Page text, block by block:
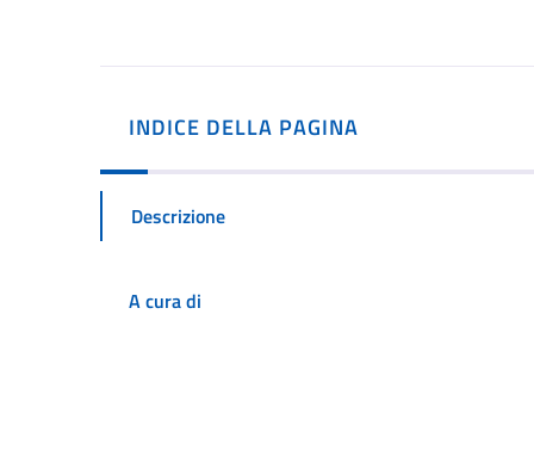
INDICE DELLA PAGINA
Descrizione
A cura di